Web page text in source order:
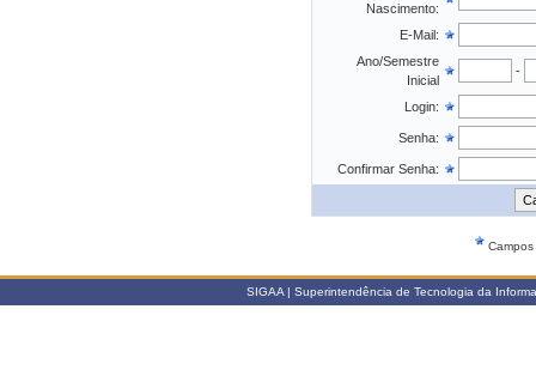
Nascimento:
E-Mail:
Ano/Semestre
Inicial
-
Login:
Senha:
Confirmar Senha:
SIGAA | Superintendência de Tecnologia da